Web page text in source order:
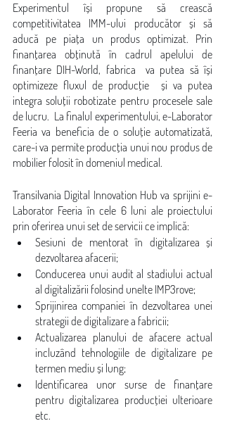
Experimentul își propune să crească
competitivitatea IMM-ului producător și să
aducă pe piața un produs optimizat. Prin
finanțarea obținută în cadrul apelului de
finanțare DIH-World, fabrica  va putea să își
optimizeze fluxul de producție  și va putea
integra soluții robotizate pentru procesele sale
de lucru.  La finalul experimentului, e-Laborator
Feeria va beneficia de o soluție automatizată,
care-i va permite producția unui nou produs de
mobilier folosit în domeniul medical.
Transilvania Digital Innovation Hub va sprijini e-
Laborator Feeria în cele 6 luni ale proiectului
prin oferirea unui set de servicii ce implică:
Sesiuni de mentorat în digitalizarea și
dezvoltarea afacerii;
Conducerea unui audit al stadiului actual
al digitalizării folosind unelte IMP3rove;
Sprijinirea companiei în dezvoltarea unei
strategii de digitalizare a fabricii;
Actualizarea planului de afacere actual
incluzând tehnologiile de digitalizare pe
termen mediu și lung;
Identificarea unor surse de finanțare
pentru digitalizarea producției ulterioare
etc.